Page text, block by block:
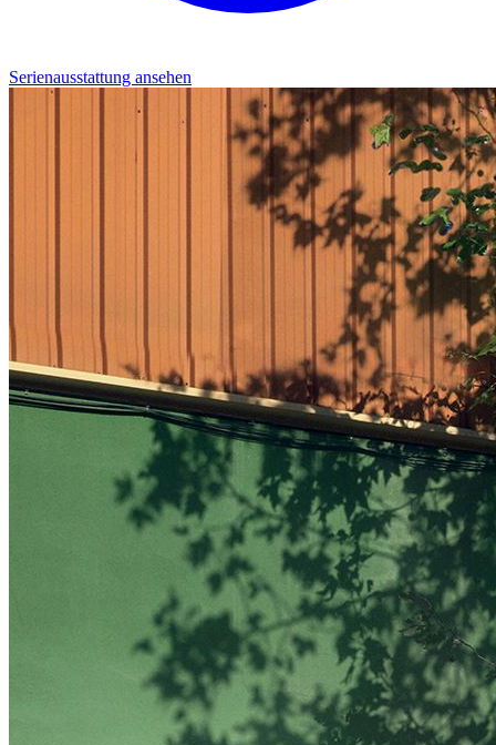
Serienausstattung ansehen